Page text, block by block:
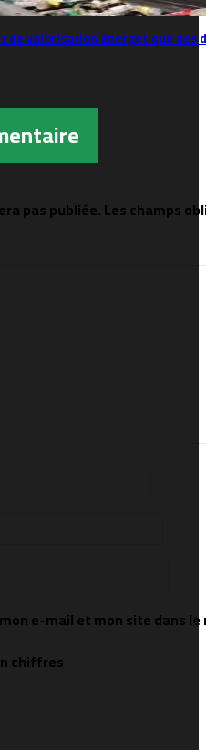
de valorisation énergétique des
pas publiée.Les champs
e-mail et mon site dans
chiffres